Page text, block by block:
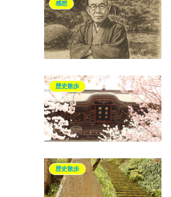
感想
歴史散歩
歴史散歩